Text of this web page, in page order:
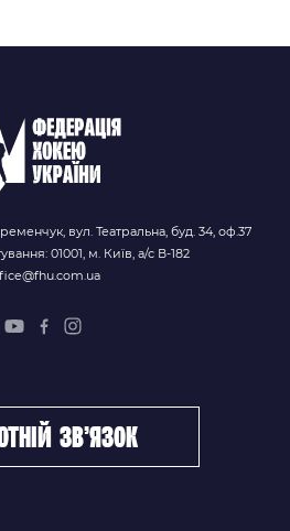
вул. Театральна, буд. 34, оф.37
01001, м. Київ, а/с В-182
зв’язок